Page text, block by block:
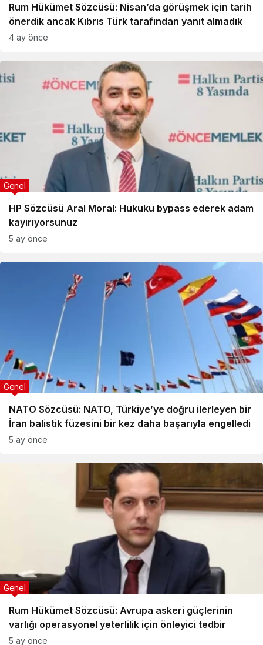
Rum Hükümet Sözcüsü: Nisan’da görüşmek için tarih
önerdik ancak Kıbrıs Türk tarafından yanıt almadık
4 ay önce
HP Sözcüsü Aral Moral: Hukuku bypass ederek adam
kayırıyorsunuz
Genel
5 ay önce
NATO Sözcüsü: NATO, Türkiye’ye doğru ilerleyen bir
İran balistik füzesini bir kez daha başarıyla engelledi
Genel
5 ay önce
Rum Hükümet Sözcüsü: Avrupa askeri güçlerinin
varlığı operasyonel yeterlilik için önleyici tedbir
Genel
5 ay önce